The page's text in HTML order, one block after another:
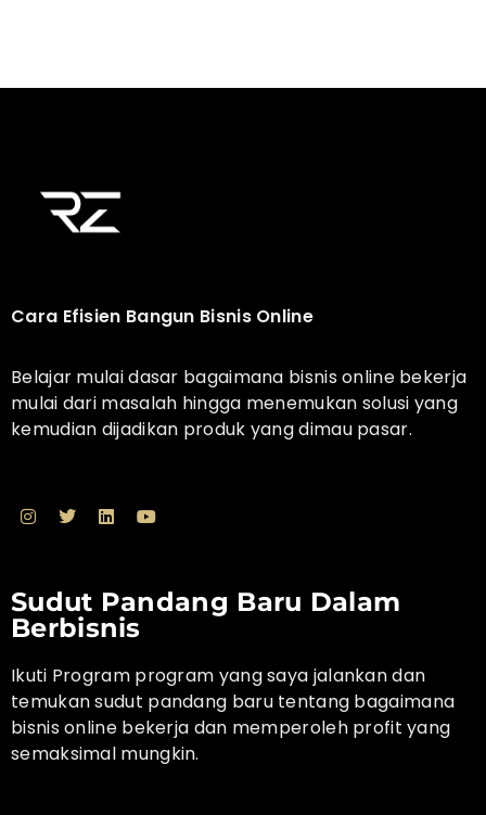
Cara Efisien Bangun Bisnis Online
Belajar mulai dasar bagaimana bisnis online bekerja
mulai dari masalah hingga menemukan solusi yang
kemudian dijadikan produk yang dimau pasar.
Sudut Pandang Baru Dalam
Berbisnis
Ikuti Program program yang saya jalankan dan
temukan sudut pandang baru tentang bagaimana
bisnis online bekerja dan memperoleh profit yang
semaksimal mungkin.